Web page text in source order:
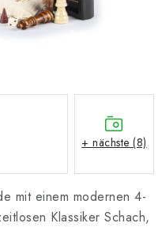
mit einem modernen 4-
Klassiker Schach,
+ nächste (8)